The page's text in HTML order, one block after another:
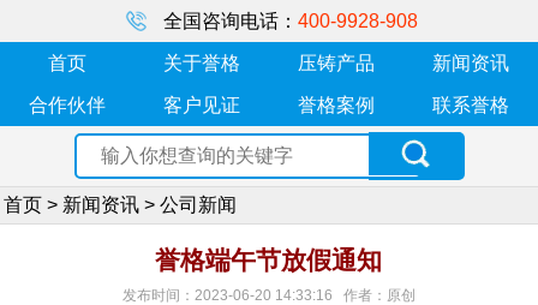
全国咨询电话： 400-9928-908
首页 关于誉格 压铸产品 新闻资讯
合作伙伴 客户见证 誉格案例 联系誉格
首页 > 新闻资讯 > 公司新闻
誉格端午节放假通知
发布时间：2023-06-20 14:33:16 作者：原创